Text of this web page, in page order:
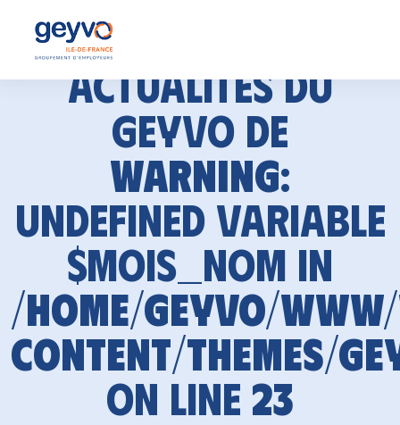
Actualités du
GEYVO de
Warning:
Undefined variable
$mois_nom in
/home/geyvo/
content/themes/
on line 23